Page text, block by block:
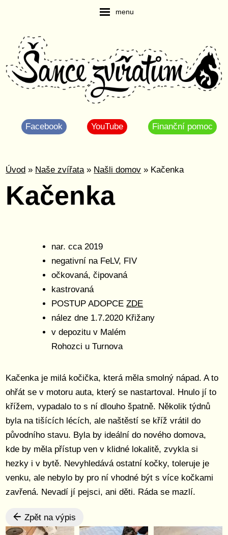
menu
Facebook YouTube Finanční pomoc
Úvod » Naše zvířata» Našli domov » Kačenka
Kačenka
Kačenka je milá kočička, která měla smolný nápad. A to
ohřát se v motoru auta, který se nastartoval. Hnulo jí to
křížem, vypadalo to s ní dlouho špatně. Několik týdnů
byla na tišících lécích, ale naštěstí se kříž vrátil do
původního stavu. Byla by ideální do nového domova,
kde by měla přístup ven v klidné lokalitě, zvykla si
hezky i v bytě. Nevyhledává ostatní kočky, toleruje je
venku, ale nebylo by pro ní vhodné být s více kočkami
zavřená. Nevadí jí pejsci, ani děti. Ráda se mazlí.
Zpět na výpis
nar. cca 2019
negativní na FeLV, FIV
očkovaná, čipovaná
kastrovaná
POSTUP ADOPCEZDE
nález dne 1.7.2020 Křižany
v depozitu v Malém
Rohozci u Turnova